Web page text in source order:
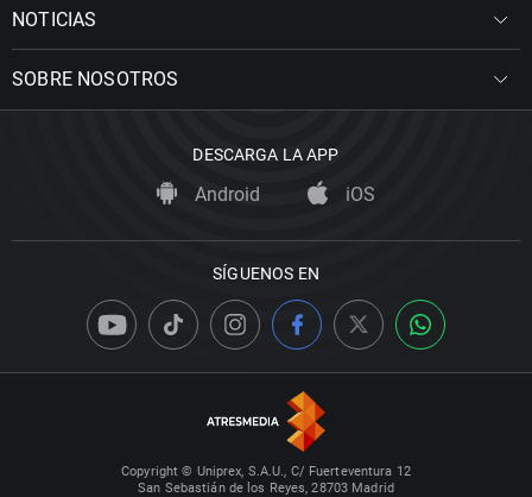
NOTICIAS
SOBRE NOSOTROS
DESCARGA LA APP
Android iOS
SÍGUENOS EN
Copyright © Uniprex, S.A.U., C/ Fuerteventura 12
San Sebastián de los Reyes, 28703 Madrid